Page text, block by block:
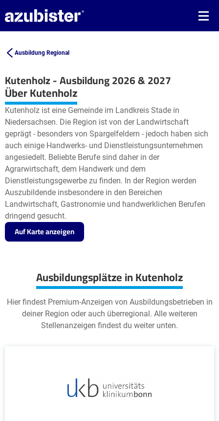
Ausbildung Regional
Kutenholz - Ausbildung 2026 & 2027
+
−
Leaflet| ©OpenStreetMap2
Über Kutenholz
Kutenholz ist eine Gemeinde im Landkreis Stade in
Niedersachsen. Die Region ist von der Landwirtschaft
geprägt - besonders von Spargelfeldern - jedoch haben sich
auch einige Handwerks- und Dienstleistungsunternehmen
angesiedelt. Beliebte Berufe sind daher in der
Agrarwirtschaft, dem Handwerk und dem
Dienstleistungsgewerbe zu finden. In der Region werden
Auszubildende insbesondere in den Bereichen
Landwirtschaft, Gastronomie und handwerklichen Berufen
dringend gesucht.
Auf Karte anzeigen
Ausbildungsplätze in Kutenholz
Hier findest Premium-Anzeigen von Ausbildungsbetrieben in
deiner Region oder auch überregional. Alle weiteren
Stellenanzeigen findest du weiter unten.